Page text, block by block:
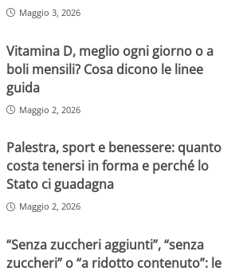
Maggio 3, 2026
Vitamina D, meglio ogni giorno o a
boli mensili? Cosa dicono le linee
guida
Maggio 2, 2026
Palestra, sport e benessere: quanto
costa tenersi in forma e perché lo
Stato ci guadagna
Maggio 2, 2026
“Senza zuccheri aggiunti”, “senza
zuccheri” o “a ridotto contenuto”: le